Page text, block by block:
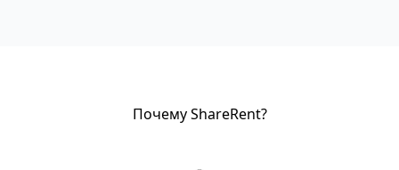
Почему ShareRent?